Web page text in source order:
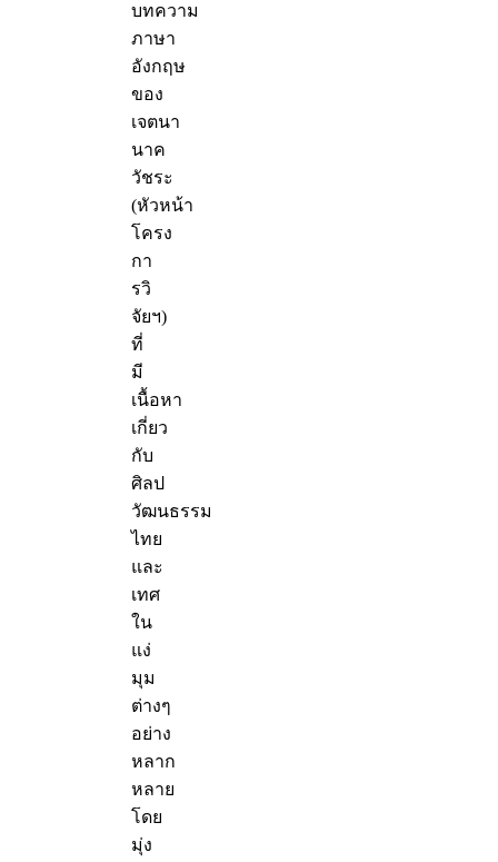
บทความ
ภาษา
อังกฤษ
ของ
เจตนา
นาค
วัชระ
(หัวหน้า
โครง
กา
รวิ
จัยฯ)
ที่
มี
เนื้อหา
เกี่ยว
กับ
ศิลป
วัฒนธรรม
ไทย
และ
เทศ
ใน
แง่
มุม
ต่างๆ
อย่าง
หลาก
หลาย
โดย
มุ่ง